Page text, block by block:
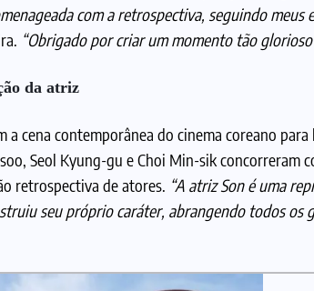
com a retrospectiva, seguindo meus
“Obrigado por criar um momento tão
da atriz
a cena contemporânea do cinema coreano
Seol Kyung-gu e Choi Min-sik concorreram
retrospectiva de atores. “A atriz Son é uma
seu próprio caráter, abrangendo todos os